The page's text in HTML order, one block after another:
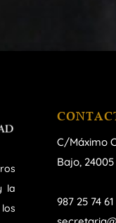
la
C/Máximo
Bajo, 24005
987 25 74 61